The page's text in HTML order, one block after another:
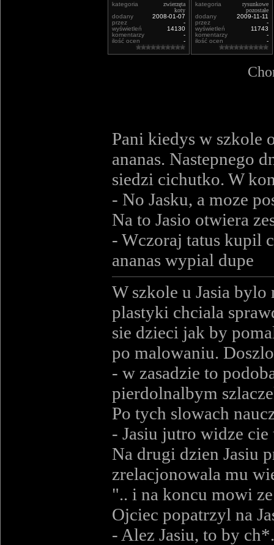
kategoria
zwierzęta
koty
dodany
2008-01-07
przez
-
wyświetleń
14130
komentarzy
-
ilość ocen
-
kategoria
rysunkowe
pozostałe
dodany
2009-11-11
przez
-
wyświetleń
11743
komentarzy
-
ilość ocen
-
Pani kiedys w szkole
ananas. Nastepnego
siedzi cichutko. W
- No Jasku, a moze
Na to Jasio otwiera
- Wczoraj tatus kupil
ananas wypial dupe
W szkole u Jasia
plastyki chciala
sie dzieci jak by
po malowaniu.
- w zasadzie to
pierdolnalbym
Po tych slowach
- Jasiu jutro widze cie
Na drugi dzien Jasiu
zrelacjonowala mu
".. i na koncu mowi
Ojciec popatrzyl na
- Alez Jasiu, to by